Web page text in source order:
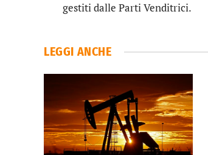
gestiti dalle Parti Venditrici.
LEGGI ANCHE